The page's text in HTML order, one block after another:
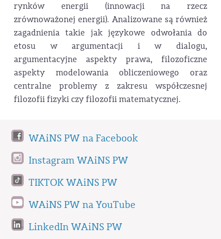
rynków energii (innowacji na rzecz
zrównoważonej energii). Analizowane są również
zagadnienia takie jak językowe odwołania do
etosu w argumentacji i w dialogu,
argumentacyjne aspekty prawa, filozoficzne
aspekty modelowania obliczeniowego oraz
centralne problemy z zakresu współczesnej
filozofii fizyki czy filozofii matematycznej.
WAiNS PW na Facebook
Instagram WAiNS PW
TIKTOK WAiNS PW
WAiNS PW na YouTube
LinkedIn WAiNS PW